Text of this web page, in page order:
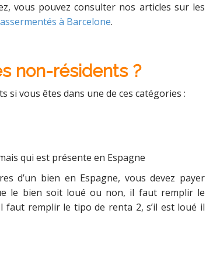
vous pouvez consulter nos articles sur les
à Barcelone.
non-résidents ?
si vous êtes dans une de ces catégories :
qui est présente en Espagne
d’un bien en Espagne, vous devez payer
le bien soit loué ou non, il faut remplir le
faut remplir le tipo de renta 2, s’il est loué il